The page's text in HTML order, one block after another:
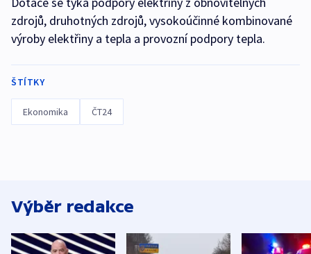
zdrojů, druhotných zdrojů, vysokoúčinné kombinované
výroby elektřiny a tepla a provozní podpory tepla.
ŠTÍTKY
Ekonomika ČT24
Výběr redakce